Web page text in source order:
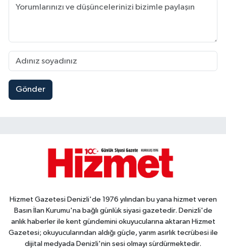
Gönder
Hizmet Gazetesi Denizli'de 1976 yılından bu yana hizmet veren
Basın İlan Kurumu'na bağlı günlük siyasi gazetedir. Denizli'de
anlık haberler ile kent gündemini okuyucularına aktaran Hizmet
Gazetesi; okuyucularından aldığı güçle, yarım asırlık tecrübesi ile
dijital medyada Denizli'nin sesi olmayı sürdürmektedir.